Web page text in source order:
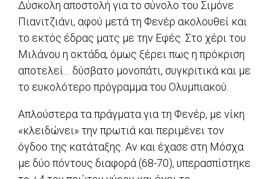
Δύσκολη αποστολή για το σύνολο του Σιμόνε
Πιανιτζιάνι, αφού μετά τη Φενέρ ακολουθεί και
το εκτός έδρας ματς με την Εφές. Στο χέρι του
Μιλάνου η οκτάδα, όμως ξέρει πως η πρόκριση
αποτελεί… δύσβατο μονοπάτι, συγκριτικά και με
το ευκολότερο πρόγραμμα του Ολυμπιακού.
Απλούστερα τα πράγματα για τη Φενέρ, με νίκη
«κλειδώνει» την πρωτιά και περιμένει τον
όγδοο της κατάταξης. Αν και έχασε στη Μόσχα
με δύο πόντους διαφορά (68-70), υπερασπίστηκε